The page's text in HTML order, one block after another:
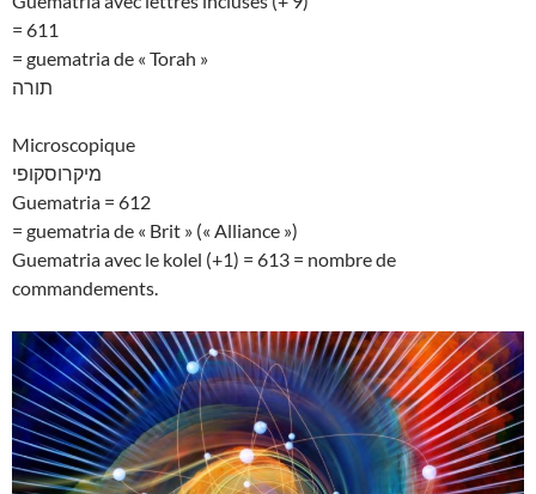
= 611
= guematria de « Torah »
תורה
Microscopique
מיקרוסקופי
Guematria = 612
= guematria de « Brit » (« Alliance »)
Guematria avec le kolel (+1) = 613 = nombre de
commandements.